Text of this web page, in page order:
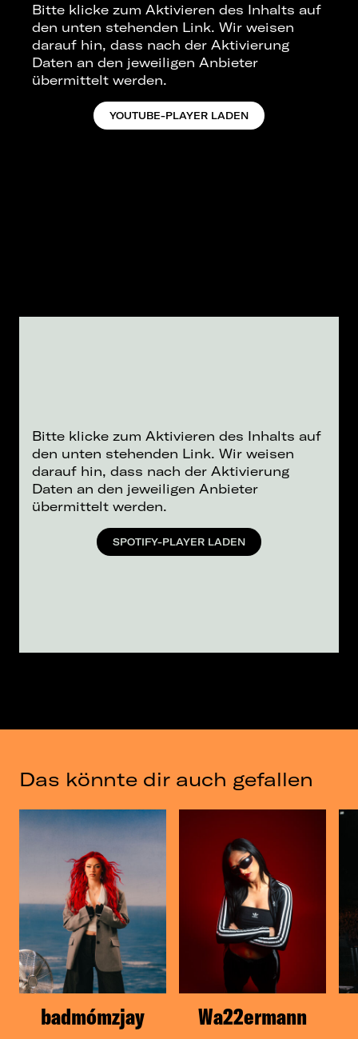
Bitte klicke zum Aktivieren des Inhalts auf
den unten stehenden Link. Wir weisen
darauf hin, dass nach der Aktivierung
Daten an den jeweiligen Anbieter
übermittelt werden.
YOUTUBE-PLAYER LADEN
Bitte klicke zum Aktivieren des Inhalts auf
den unten stehenden Link. Wir weisen
darauf hin, dass nach der Aktivierung
Daten an den jeweiligen Anbieter
übermittelt werden.
SPOTIFY-PLAYER LADEN
Das könnte dir auch gefallen
badmómzjay Wa22ermann